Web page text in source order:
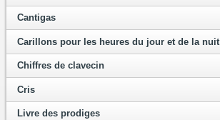
Cantigas
Carillons pour les heures du jour et de la nuit
Chiffres de clavecin
Cris
Livre des prodiges